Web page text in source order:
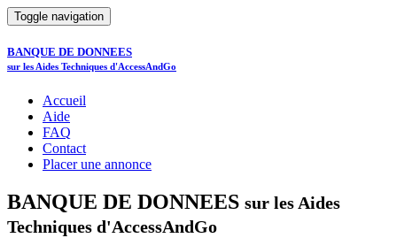
Toggle navigation
BANQUE DE DONNEES
sur les Aides Techniques d'AccessAndGo
Accueil
Aide
FAQ
Contact
Placer une annonce
BANQUE DE DONNEES sur les Aides
Techniques d'AccessAndGo